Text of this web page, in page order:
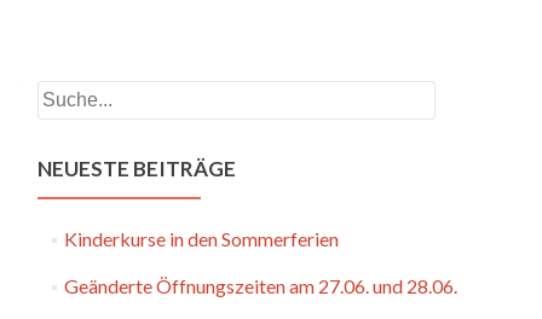
Navigation
NEUESTE BEITRÄGE
Kinderkurse in den Sommerferien
Geänderte Öffnungszeiten am 27.06. und 28.06.